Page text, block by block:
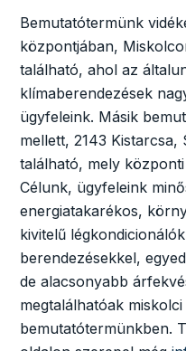
Bemutatótermünk
központjában,
található, ahol az
klímaberendezések
ügyfeleink. Másik
mellett, 2143 Kistarcsa,
található, mely
Célunk, ügyfeleink
energiatakarékos,
kivitelű
berendezésekkel,
de alacsonyabb
megtalálhatóak miskolci
bemutatótermünkben.